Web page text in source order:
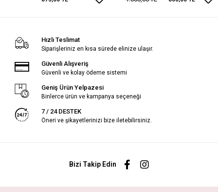
Hızlı Teslimat
Siparişleriniz en kısa sürede elinize ulaşır.
Güvenli Alışveriş
Güvenli ve kolay ödeme sistemi
Geniş Ürün Yelpazesi
Binlerce ürün ve kampanya seçeneği
7 / 24 DESTEK
Öneri ve şikayetlerinizi bize iletebilirsiniz.
Bizi Takip Edin